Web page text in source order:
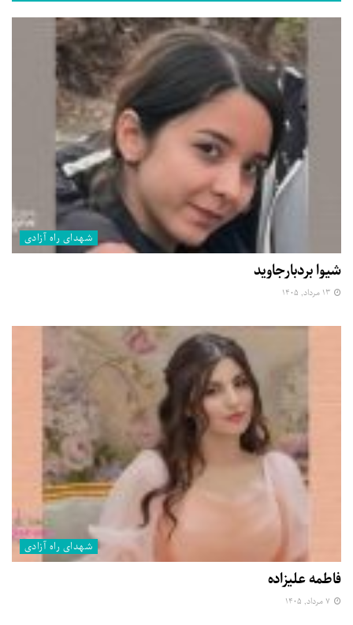
شهدای راه آزادی
شیوا بردبارجاوید
شهدای راه آزادی
فاطمه علیزاده